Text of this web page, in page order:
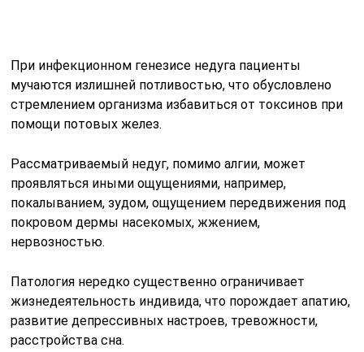
При инфекционном генезисе недуга пациенты
мучаются излишней потливостью, что обусловлено
стремлением организма избавиться от токсинов при
помощи потовых желез.
Рассматриваемый недуг, помимо алгии, может
проявляться иными ощущениями, например,
покалыванием, зудом, ощущением передвижения под
покровом дермы насекомых, жжением,
нервозностью.
Патология нередко существенно ограничивает
жизнедеятельность индивида, что порождает апатию,
развитие депрессивных настроев, тревожности,
расстройства сна.